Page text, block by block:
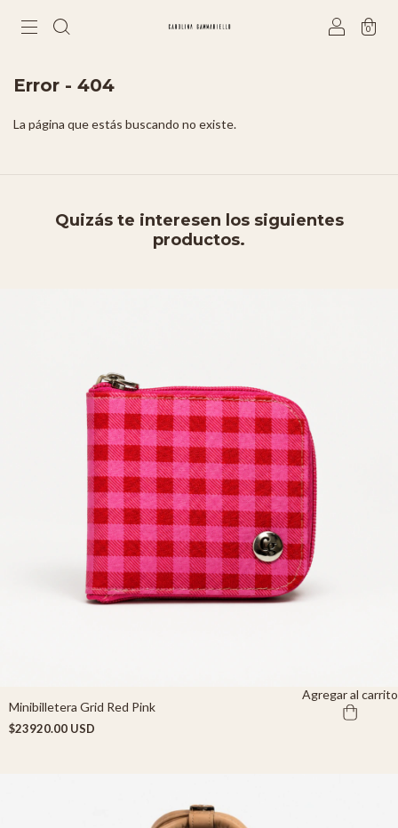
0
Error - 404
La página que estás buscando no existe.
Quizás te interesen los siguientes
productos.
Minibilletera Grid Red Pink
$23920.00 USD
Agregar al carrito